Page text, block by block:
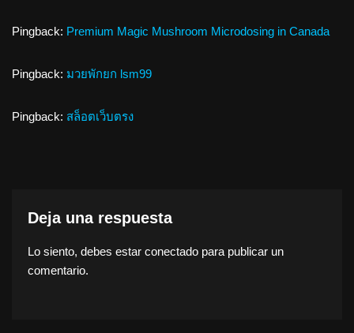
Pingback: Premium Magic Mushroom Microdosing in Canada
Pingback: มวยพักยก lsm99
Pingback: สล็อตเว็บตรง
Deja una respuesta
Lo siento, debes estar conectado para publicar un
comentario.